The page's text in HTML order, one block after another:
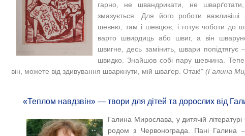
гарно, не швандрикати, не
змазується. Для його роботи
шевню, там і шевцює, і готує чоботи до
варто швирдиць або швиг, а він
швигне, десь замінить, швари
швидко. Знайшов собі пару шевчина.
він, можете від здивування шваркнути, мій шваґер. Отак!" (Галина
«Теплом навдзвін» — твори для дітей та дорослих від
Галина Мирослава, у дитячій
родом з Червонограда. Пані Галина